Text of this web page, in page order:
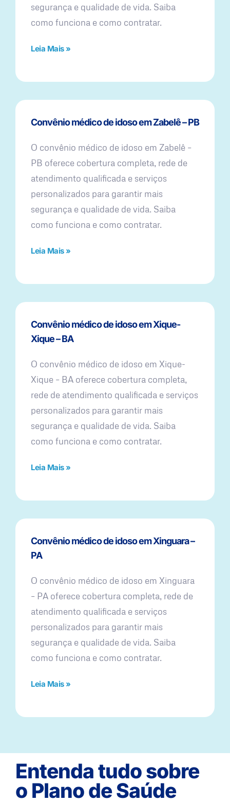
segurança e qualidade de vida. Saiba
como funciona e como contratar.
Leia Mais »
Convênio médico de idoso em Zabelê – PB
O convênio médico de idoso em Zabelê –
PB oferece cobertura completa, rede de
atendimento qualificada e serviços
personalizados para garantir mais
segurança e qualidade de vida. Saiba
como funciona e como contratar.
Leia Mais »
Convênio médico de idoso em Xique-
Xique – BA
O convênio médico de idoso em Xique-
Xique – BA oferece cobertura completa,
rede de atendimento qualificada e serviços
personalizados para garantir mais
segurança e qualidade de vida. Saiba
como funciona e como contratar.
Leia Mais »
Convênio médico de idoso em Xinguara –
PA
O convênio médico de idoso em Xinguara
– PA oferece cobertura completa, rede de
atendimento qualificada e serviços
personalizados para garantir mais
segurança e qualidade de vida. Saiba
como funciona e como contratar.
Leia Mais »
Entenda tudo sobre
o Plano de Saúde